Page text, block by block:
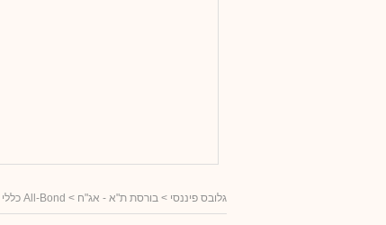
גלובס פיננסי > בורסת ת"א - אג"ח > All-Bond כללי